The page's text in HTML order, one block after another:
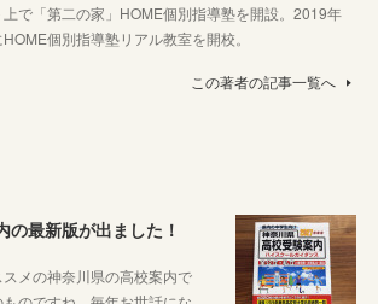
上で「第二の家」HOME個別指導塾を開設。2019年
個別指導塾リアル教室を開校。
この著者の記事一覧へ
の最新版が出ました！
メの神奈川県の高校案内で